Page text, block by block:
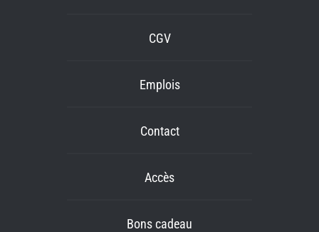
CGV
Emplois
Contact
Accès
Bons cadeau